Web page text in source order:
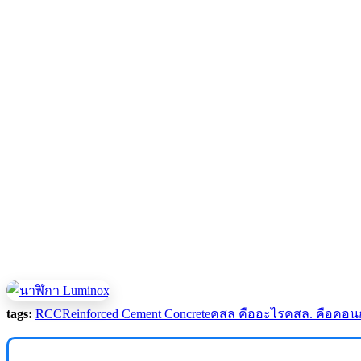
tags: RCCReinforced Cement Concreteคสล คืออะไรคสล. คือคอน